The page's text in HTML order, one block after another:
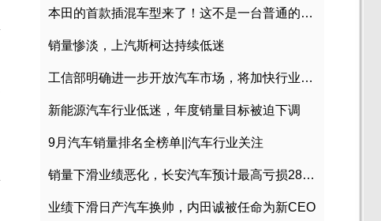
本田的首款插混车型来了！这不是一台普通的CR-V
销量惨淡，上汽斯柯达持续低迷
工信部明确进一步开放汽车市场，将加快行业兼并重组
新能源汽车行业低迷，年度销量目标被迫下调
9月汽车销量排名全榜单||汽车行业关注
销量下滑业绩恶化，长安汽车预计最高亏损28亿元
业绩下滑日产汽车换帅，内田诚被任命为新CEO